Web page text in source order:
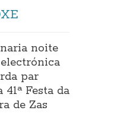
noite
par
Festa da
de Zas